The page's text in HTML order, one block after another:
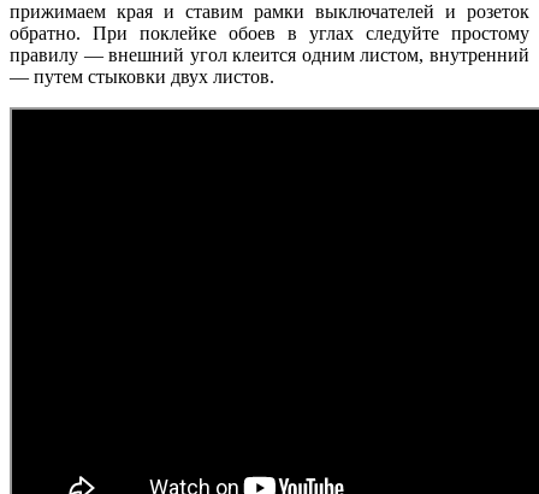
прижимаем края и ставим рамки выключателей и розеток
обратно. При поклейке обоев в углах следуйте простому
правилу — внешний угол клеится одним листом, внутренний
— путем стыковки двух листов.